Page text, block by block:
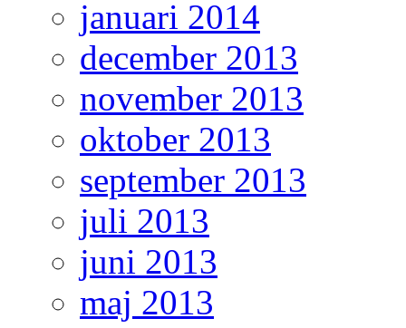
januari 2014
december 2013
november 2013
oktober 2013
september 2013
juli 2013
juni 2013
maj 2013